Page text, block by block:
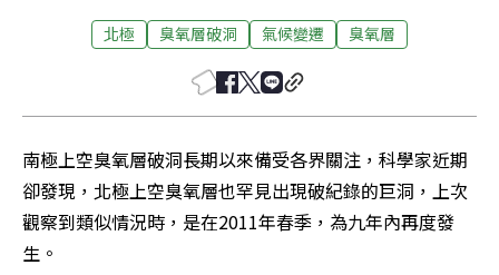
北極 臭氧層破洞 氣候變遷 臭氧層
南極上空臭氧層破洞長期以來備受各界關注，科學家近期
卻發現，北極上空臭氧層也罕見出現破紀錄的巨洞，上次
觀察到類似情況時，是在2011年春季，為九年內再度發
生。